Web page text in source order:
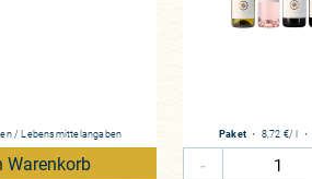
/ Lebensmittelangaben
Warenkorb
Paket・ 8,72 €/ l ・
-